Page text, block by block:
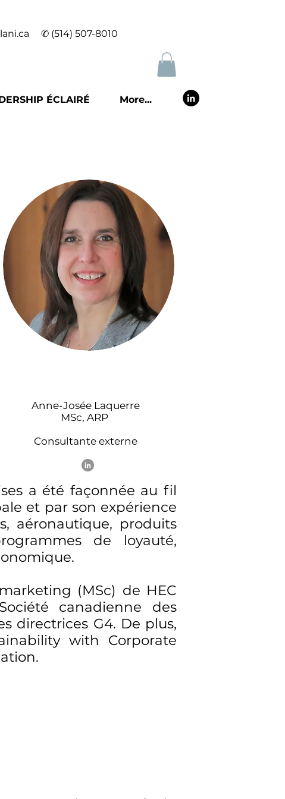
✆ (514) 507-8010
ÉCLAIRÉ More...
Anne-Josée Laquerre
MSc, ARP
Consultante externe
a été façonnée au fil
et par son expérience
aéronautique, produits
de loyauté,
(MSc) de HEC
canadienne des
directrices G4. De plus,
with Corporate